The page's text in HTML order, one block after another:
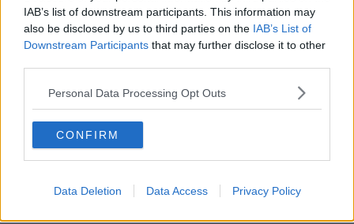
IAB’s list of downstream participants. This information may
also be disclosed by us to third parties on the IAB’s List of
Downstream Participants that may further disclose it to other
Personal Data Processing Opt Outs
CONFIRM
Data Deletion Data Access Privacy Policy
Orario Lavoro
Full Time 126
Part Time93
Tipologia Contratto
Lavoro a Tempo Determinato
Lavoro a Tempo Indeterminato92